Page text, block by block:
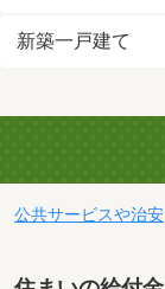
新築一戸建て
公共サービスや治安